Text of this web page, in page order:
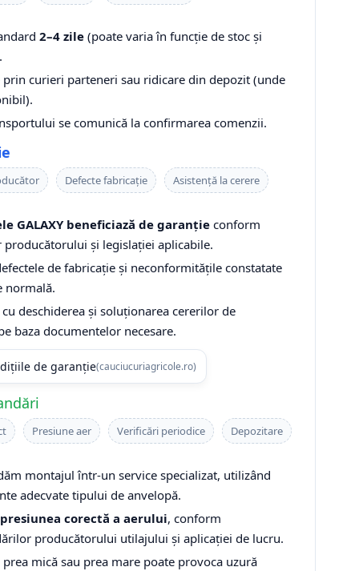
2–4 zile(poate varia în funcție de stoc și
prin curieri parteneri sau ridicare din depozit (unde
se comunică la confirmarea comenzii.
Defecte fabricație Asistență la cerere
GALAXY beneficiază de garanțieconform
și legislației aplicabile.
de fabricație și neconformitățile constatate
normală.
deschiderea și soluționarea cererilor de
baza documentelor necesare.
de garanție(cauciucuriagricole.ro)
Presiune aer Verificări periodice Depozitare
montajul într-un service specializat, utilizând
adecvate tipului de anvelopă.
corectă a aerului, conform
producătorului utilajului și aplicației de lucru.
prea mică sau prea mare poate provoca uzură